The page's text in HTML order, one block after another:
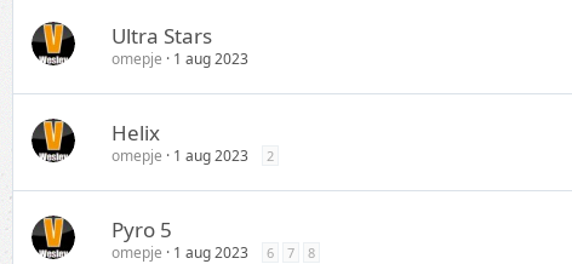
Ultra Stars
omepje 1 aug 2023
Helix
omepje 1 aug 2023 2
Pyro 5
omepje 1 aug 2023 6 7 8